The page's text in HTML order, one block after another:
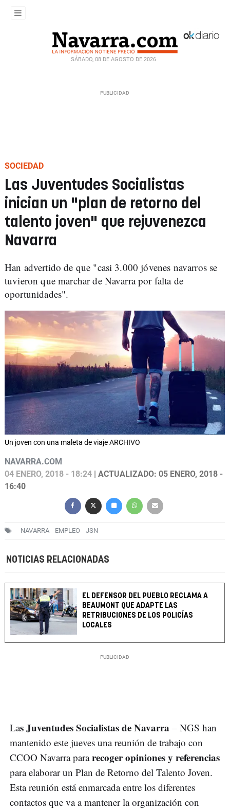
SÁBADO, 08 DE AGOSTO DE 2026
SOCIEDAD
Las Juventudes Socialistas
inician un "plan de retorno del
talento joven" que rejuvenezca
Navarra
Han advertido de que "casi 3.000 jóvenes navarros se
tuvieron que marchar de Navarra por falta de
oportunidades".
Un joven con una maleta de viaje ARCHIVO
NAVARRA.COM
04 ENERO, 2018 - 18:24 | ACTUALIZADO: 05 ENERO, 2018 -
16:40
NAVARRA EMPLEO JSN
NOTICIAS RELACIONADAS
EL DEFENSOR DEL PUEBLO RECLAMA A
BEAUMONT QUE ADAPTE LAS
RETRIBUCIONES DE LOS POLICÍAS
LOCALES
Las Juventudes Socialistas de Navarra – NGS han
mantenido este jueves una reunión de trabajo con
CCOO Navarra pararecoger opiniones y referencias
para elaborar un Plan de Retorno del Talento Joven.
Esta reunión está enmarcada entre los diferentes
contactos que va a mantener la organización con